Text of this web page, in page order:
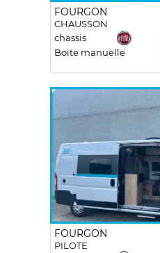
FOURGON
CHAUSSON
chassis
Boite manuelle
FOURGON
PILOTE